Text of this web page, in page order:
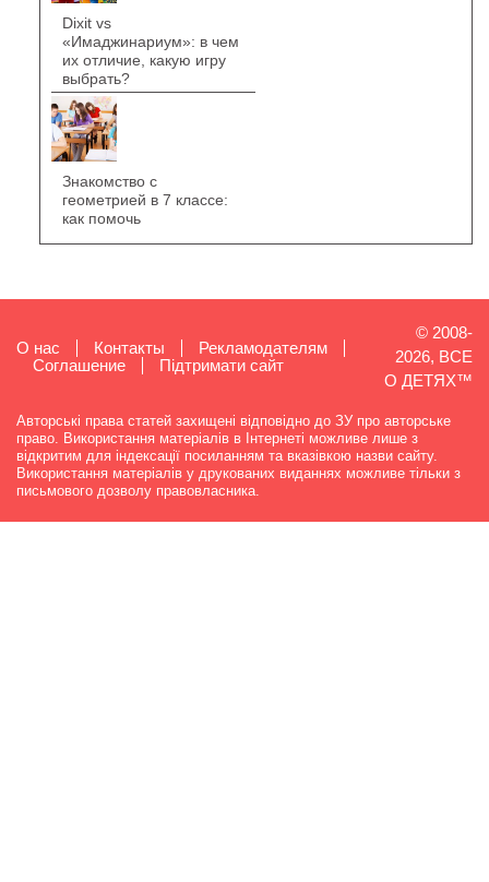
Dixit vs
«Имаджинариум»: в чем
их отличие, какую игру
выбрать?
Знакомство с
геометрией в 7 классе:
как помочь
О нас Контакты
Рекламодателям
Cоглашение
Підтримати сайт
© 2008-
2026, ВСЕ
О ДЕТЯХ™
Авторські права статей захищені відповідно до ЗУ про авторське
право. Використання матеріалів в Інтернеті можливе лише з
відкритим для індексації посиланням та вказівкою назви сайту.
Використання матеріалів у друкованих виданнях можливе тільки з
письмового дозволу правовласника.